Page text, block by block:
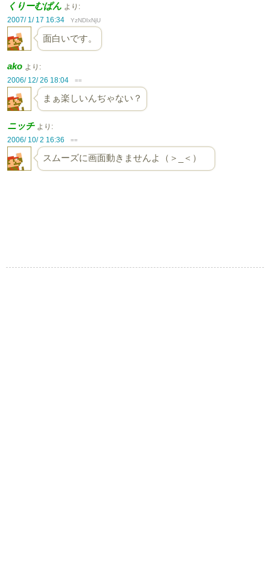
くりーむぱん より:
2007/ 1/ 17 16:34
YzNDIxNjU
面白いです。
ako より:
2006/ 12/ 26 18:04
==
まぁ楽しいんぢゃない？
ニッチ より:
2006/ 10/ 2 16:36
==
スムーズに画面動きませんよ（＞_＜）